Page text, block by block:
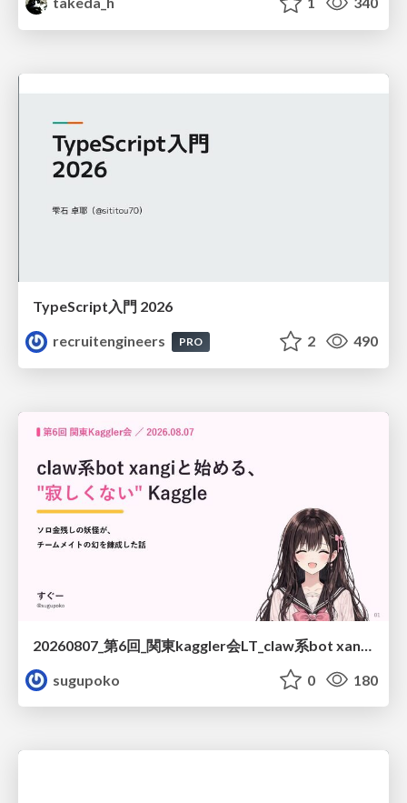
TypeScript入門 2026
recruitengineers
PRO 2 490
sugupoko
0 180